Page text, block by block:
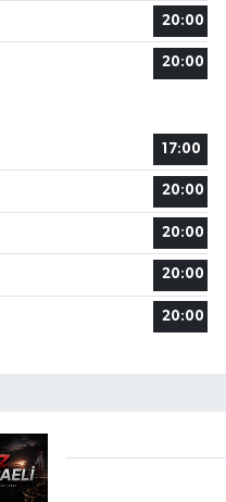
20:00
20:00
17:00
20:00
20:00
20:00
20:00